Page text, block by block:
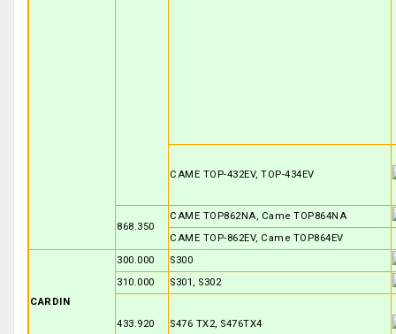
CAME TOP-432EV, TOP-434EV
868.350
CAME TOP862NA, Came TOP864NA
CAME TOP-862EV, Came TOP864EV
CARDIN
300.000
S300
310.000
S301, S302
433.920 S476 TX2, S476TX4